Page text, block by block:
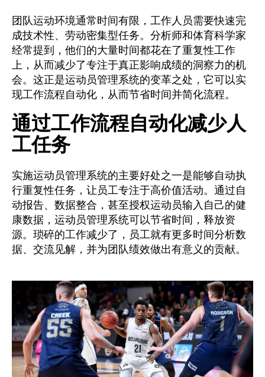
团队运动环境通常时间有限，工作人员需要快速完
成技术性、劳动密集型任务。分析师和体育科学家
经常提到，他们的大量时间都花在了重复性工作
上，从而减少了专注于真正影响成绩的洞察力的机
会。这正是运动员管理系统的变革之处，它可以实
现工作流程自动化，从而节省时间并简化流程。
通过工作流程自动化减少人
工任务
实施运动员管理系统的主要好处之一是能够自动执
行重复性任务，让员工专注于高价值活动。通过自
动报告、数据整合，甚至授权运动员输入自己的健
康数据，运动员管理系统可以节省时间，释放资
源。琐碎的工作减少了，员工就有更多时间分析数
据、交流见解，并为团队绩效做出有意义的贡献。